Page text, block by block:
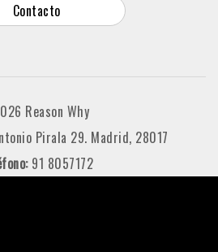
Contacto
Reason Why
Pirala 29. Madrid, 28017
91 8057172